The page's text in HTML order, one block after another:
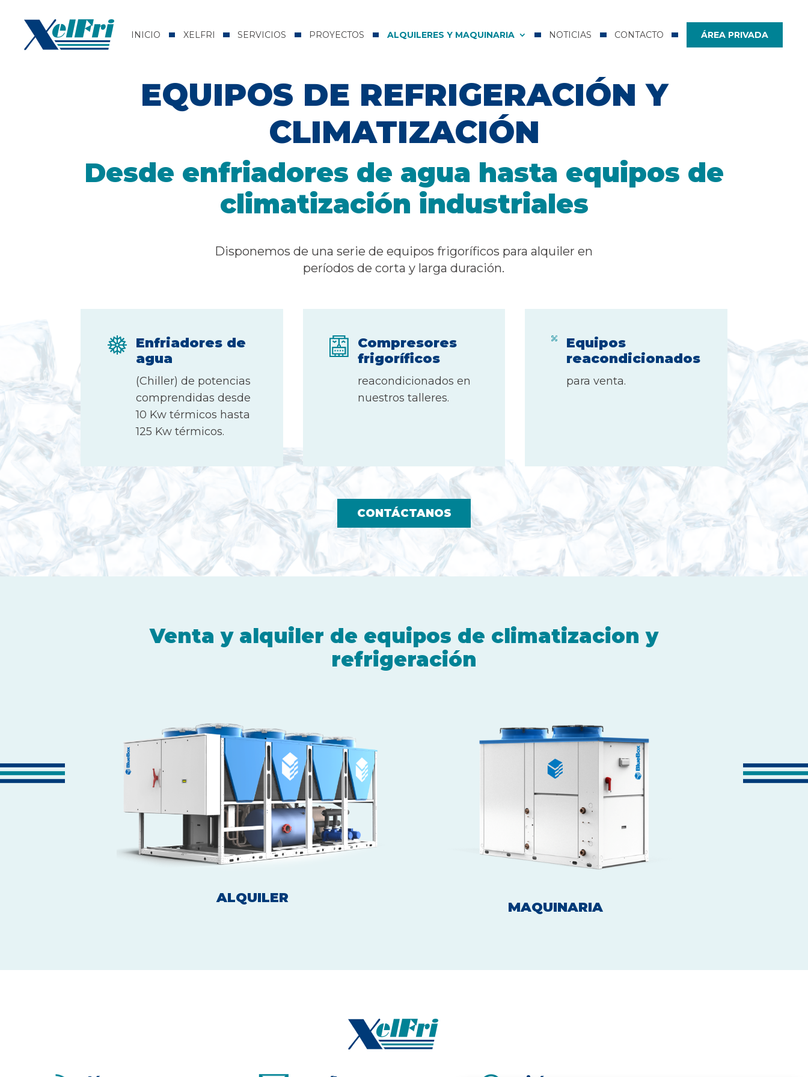
INICIO XELFRI SERVICIOS PROYECTOS ALQUILERES Y MAQUINARIA NOTICIAS CONTACTO ÁREA PRIVADA
EQUIPOS DE REFRIGERACIÓN Y
CLIMATIZACIÓN
Desde enfriadores de agua hasta equipos de
climatización industriales
Disponemos de una serie de equipos frigoríficos para alquiler en
períodos de corta y larga duración.
Enfriadores de
agua
(Chiller) de potencias
comprendidas desde
10 Kw térmicos hasta
125 Kw térmicos.
Compresores
frigoríficos
reacondicionados en
nuestros talleres.
Equipos
reacondicionados
para venta.
CONTÁCTANOS
Venta y alquiler de equipos de climatizacion y
refrigeración
ALQUILER
MAQUINARIA